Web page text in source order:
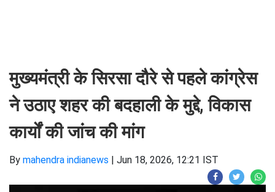
मुख्यमंत्री के सिरसा दौरे से पहले कांग्रेस
ने उठाए शहर की बदहाली के मुद्दे, विकास
कार्यों की जांच की मांग
By mahendra indianews | Jun 18, 2026, 12:21 IST